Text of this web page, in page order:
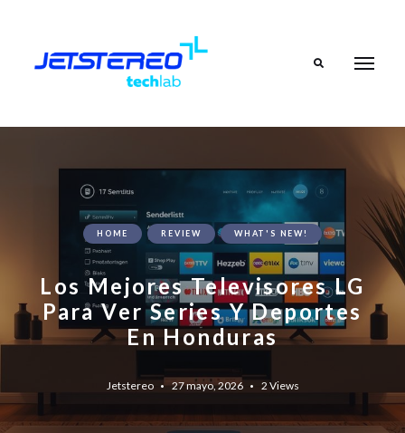
HOME REVIEW WHAT'S NEW!
Los Mejores Televisores LG
Para Ver Series Y Deportes
En Honduras
Jetstereo 27 mayo, 2026 2 Views